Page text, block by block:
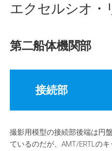
エクセルシオ・
第二船体機関部
接続部
撮影用模型の接続部後端は円
ているのだが、AMT/ERTLの